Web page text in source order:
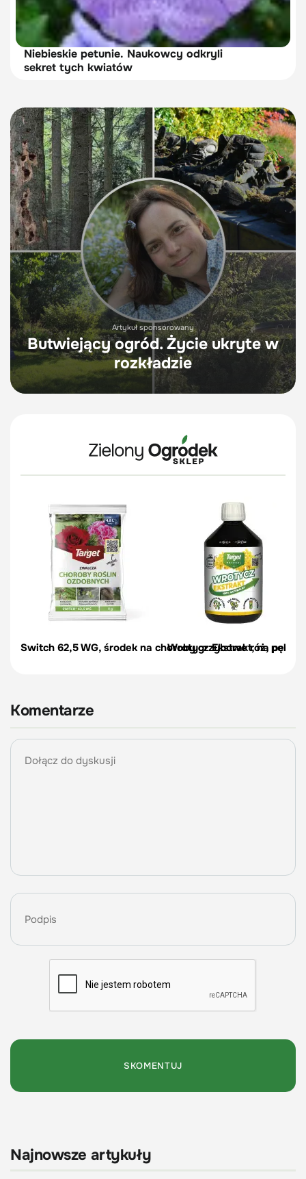
Niebieskie petunie. Naukowcy odkryli
sekret tych kwiatów
Artykuł sponsorowany
Butwiejący ogród. Życie ukryte w
rozkładzie
Switch 62,5 WG, środek na choroby grzybowe róż,
Wrotycz Ekstrakt, na
Komentarze
Najnowsze artykuły